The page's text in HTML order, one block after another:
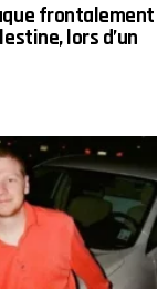
frontalement
lors d’un